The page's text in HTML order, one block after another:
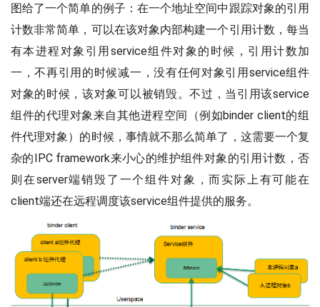
图给了一个简单的例子：在一个地址空间中跟踪对象的引用
计数非常简单，可以在该对象内部构建一个引用计数，每当
有本进程对象引用service组件对象的时候，引用计数加
一，不再引用的时候减一，没有任何对象引用service组件
对象的时候，该对象可以被销毁。不过，当引用该service
组件的代理对象来自其他进程空间（例如binder client的组
件代理对象）的时候，事情就不那么简单了，这需要一个复
杂的IPC framework来小心的维护组件对象的引用计数，否
则在server端销毁了一个组件对象，而实际上有可能在
client端还在远程调度该service组件提供的服务。